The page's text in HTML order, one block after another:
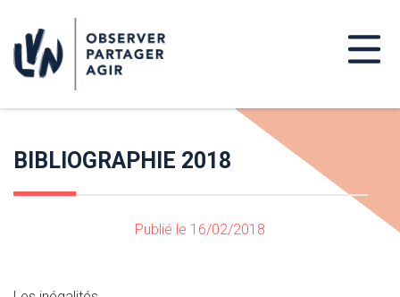
BIBLIOGRAPHIE 2018
Publié le 16/02/2018